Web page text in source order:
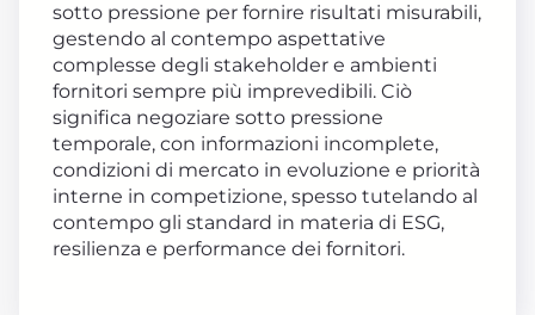
sotto pressione per fornire risultati misurabili,
gestendo al contempo aspettative
complesse degli stakeholder e ambienti
fornitori sempre più imprevedibili. Ciò
significa negoziare sotto pressione
temporale, con informazioni incomplete,
condizioni di mercato in evoluzione e priorità
interne in competizione, spesso tutelando al
contempo gli standard in materia di ESG,
resilienza e performance dei fornitori.